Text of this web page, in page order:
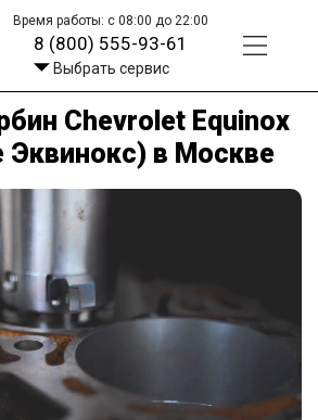
Время работы: с 08:00 до 22:00
8 (800) 555-93-61
Выбрать сервис
Chevrolet Equinox
в Москве